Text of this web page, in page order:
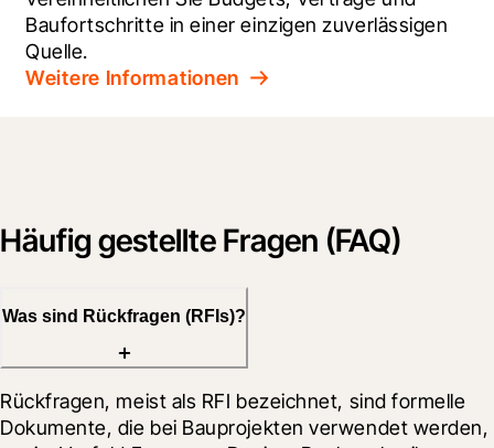
Baufortschritte in einer einzigen zuverlässigen
Quelle.
Weitere Informationen
Häufig gestellte Fragen (FAQ)
Was sind Rückfragen (RFIs)?
Rückfragen, meist als RFI bezeichnet, sind formelle
Dokumente, die bei Bauprojekten verwendet werden,